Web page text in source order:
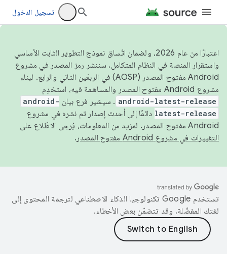
تسجيل الدخول
اعتبارًا من عام 2026، ولضمان اتّساق نموذج التطوير الثابت الأساسي
واستقرار المنصة في النظام المتكامل، سننشر رمز المصدر في مشروع
Android مفتوح المصدر (AOSP) في الربعَين الثاني والرابع. لبناء
مشروع Android مفتوح المصدر والمساهمة فيه، استخدِم
android-latest-release . سيشير فرع بيان android-
latest-release دائمًا إلى أحدث إصدار تم نشره في مشروع
Android مفتوح المصدر. لمزيد من المعلومات، يُرجى الاطّلاع على
التغييرات في مشروع Android مفتوح المصدر
.
تستخدم Google تكنولوجيا الذكاء الاصطناعي لترجمة المحتوى إلى
لغتك المفضّلة، وقد تتضمّن بعض الأخطاء.